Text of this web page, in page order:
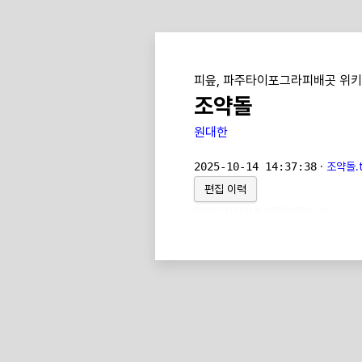
피읖, 파주타이포그라피배곳 위키
조약돌
원대한
2025-10-14 14:37:38 · 조약돌
편집 이력